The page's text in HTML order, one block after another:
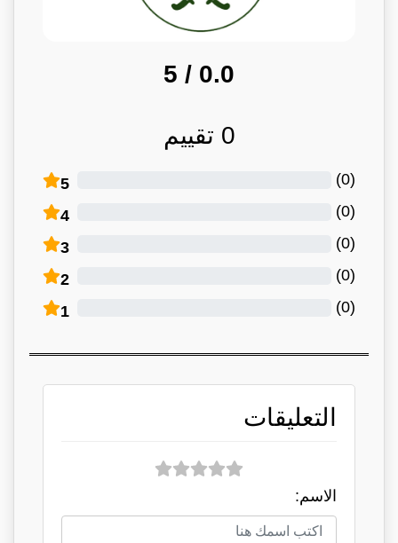
0.0
/ 5
0 تقييم
5 (
0
)
4 (
0
)
3 (
0
)
2 (
0
)
1 (
0
)
التعليقات
الاسم: